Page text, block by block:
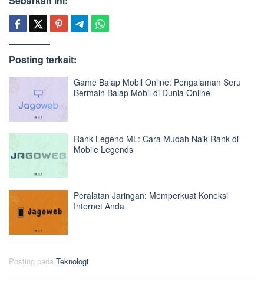
Posting terkait:
Game Balap Mobil Online: Pengalaman Seru
Bermain Balap Mobil di Dunia Online
Rank Legend ML: Cara Mudah Naik Rank di
Mobile Legends
Peralatan Jaringan: Memperkuat Koneksi
Internet Anda
Posting pada Teknologi